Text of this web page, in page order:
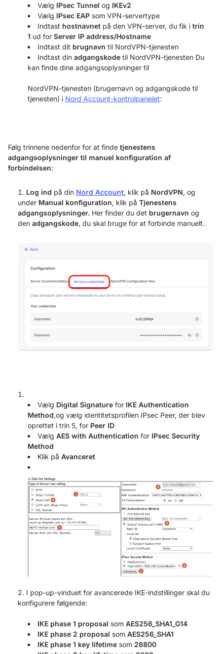
Vælg IPsec Tunnel og IKEv2
Vælg IPsec EAP som VPN-servertype
Indtast hostnavnet på den VPN-server, du fik i trin
1 ud for Server IP address/Hostname
Indtast dit brugnavn til NordVPN-tjenesten
Indtast din adgangskode til NordVPN-tjenesten Du
kan finde dine adgangsoplysninger til
NordVPN-tjenesten (brugernavn og adgangskode til
tjenesten) i Nord Account-kontrolpanelet:
Følg trinnene nedenfor for at finde tjenestens
adgangsoplysninger til manuel konfiguration af
forbindelsen:
Log ind på din Nord Account, klik på NordVPN, og
under Manual konfiguration, klik på Tjenestens
adgangsoplysninger. Her finder du det brugernavn og
den adgangskode, du skal bruge for at forbinde manuelt.
Vælg Digital Signature for IKE Authentication
Method,og vælg identitetsprofilen IPsec Peer, der blev
oprettet i trin 5, for Peer ID
Vælg AES with Authentication for IPsec Security
Method
Klik på Avanceret
I pop-up-vinduet for avancerede IKE-indstillinger skal du
konfigurere følgende:
IKE phase 1 proposal som AES256_SHA1_G14
IKE phase 2 proposal som AES256_SHA1
IKE phase 1 key lifetime som 28800